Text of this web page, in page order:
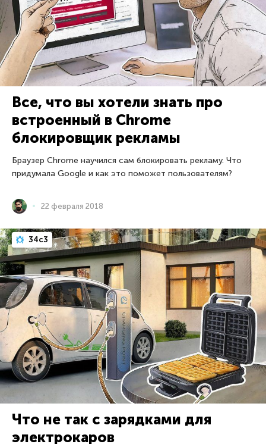
Все, что вы хотели знать про
встроенный в Chrome
блокировщик рекламы
Браузер Chrome научился сам блокировать рекламу. Что
придумала Google и как это поможет пользователям?
22 февраля 2018
34c3
Что не так с зарядками для
электрокаров